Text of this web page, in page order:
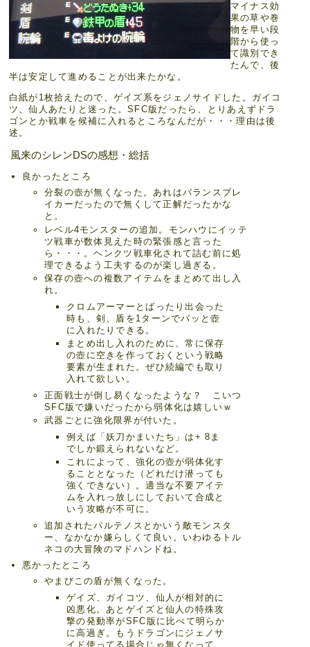
マイナス効
果の草や巻
物を早い段
階から使っ
て識別でき
たんで、後
半は安定して進めることが出来たかな。
白紙が1枚拾えたので、ゲイズ系をジェノサイドした。ガイコ
ツ、仙人あたりと迷った。SFC版だったら、とりあえずドラ
ゴンとか戦車を候補に入れるところなんだが・・・理由は後
述。
風来のシレンDSの感想・総括
良かったところ
分裂の壺が無くなった。あれはバランスブレ
イカーだったので無くして正解だったかな
と。
レベル4モンスターの追加。モンハウにイッテ
ツ戦車が数体見えた時の緊張感と言った
ら・・・。ヘンクツ戦車化されて詰む前に処
理できるよう工夫するのが楽し過ぎる。
保存の壺への複数アイテムをまとめて出し入
れ。
クロムアーマーとばったり出会った
時も、剣、盾を1ターンでパッと壺
に入れたりできる。
まとめ出し入れのために、常に保存
の壺に空きを作っておくという戦略
要素が生まれた。ぜひ続編でも取り
入れて欲しい。
正面戦士が倒し易くなったような？ こいつ
SFC版で嫌いだったから弱体化は嬉しいｗ
武器ごとに強化限界が付いた。
例えば「妖刀かまいたち」は+ 8ま
でしか鍛えられないなど。
これによって、強化の壺が弱体化す
ることとなった（どれだけ潜っても
強くできない）。適当な不要アイテ
ムを入れっ放しにしておいて合成と
いう攻略が不可に。
追加されたパルテノスとかいう敵モンスタ
ー、なかなか嫌らしくて良い。いわゆるトル
ネコの大冒険のマドハンドね。
悪かったところ
やまびこの盾が無くなった。
ゲイズ、ガイコツ、仙人が相対的に
凶悪化。あとゲイズと仙人の特殊攻
撃の発動率がSFC版に比べて明らか
に高過ぎ。もうドラゴンにジェノサ
イド使ってる場合じゃ無くなって